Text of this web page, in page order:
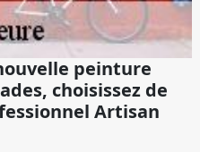
peinture
choisissez de
Artisan